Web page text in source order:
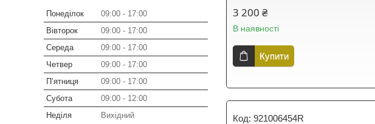
3 200 ₴
В наявності
Купити
921006454R
Понеділок 09:00
17:00
Вівторок
09:00
17:00
Середа
09:00
17:00
Четвер
09:00
17:00
Пʼятниця
09:00
17:00
Субота
09:00
12:00
Неділя
Вихідний